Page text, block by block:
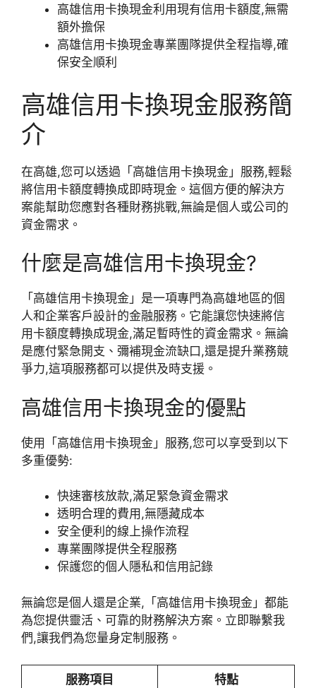
高雄信用卡換現金利用現有信用卡額度,無需
額外擔保
高雄信用卡換現金專業團隊提供全程指導,確
保安全順利
高雄信用卡換現金服務簡
介
在高雄,您可以透過「高雄信用卡換現金」服務,輕鬆
將信用卡額度轉換成即時現金。這個方便的解決方
案能幫助您應對各種財務挑戰,無論是個人或公司的
資金需求。
什麼是高雄信用卡換現金?
「高雄信用卡換現金」是一項專門為高雄地區的個
人和企業客戶設計的金融服務。它能讓您快速將信
用卡額度轉換成現金,滿足暫時性的資金需求。無論
是應付緊急開支、彌補現金流缺口,還是提升業務競
爭力,這項服務都可以提供及時支援。
高雄信用卡換現金的優點
使用「高雄信用卡換現金」服務,您可以享受到以下
多重優勢:
快速審核放款,滿足緊急資金需求
透明合理的費用,無隱藏成本
安全便利的線上操作流程
專業團隊提供全程服務
保護您的個人隱私和信用記錄
無論您是個人還是企業,「高雄信用卡換現金」都能
為您提供靈活、可靠的財務解決方案。立即聯繫我
們,讓我們為您量身定制服務。
服務項目 特點